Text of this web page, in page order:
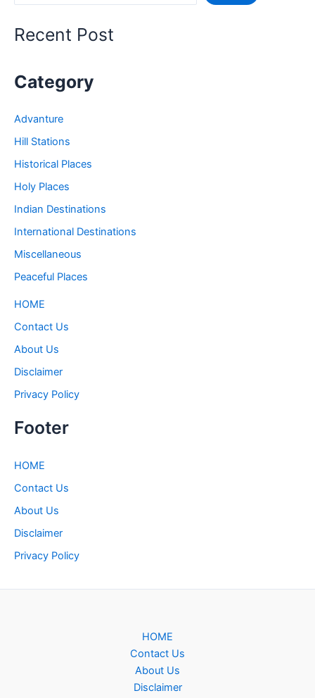
Recent Post
Category
Advanture
Hill Stations
Historical Places
Holy Places
Indian Destinations
International Destinations
Miscellaneous
Peaceful Places
HOME
Contact Us
About Us
Disclaimer
Privacy Policy
Footer
HOME
Contact Us
About Us
Disclaimer
Privacy Policy
HOME
Contact Us
About Us
Disclaimer